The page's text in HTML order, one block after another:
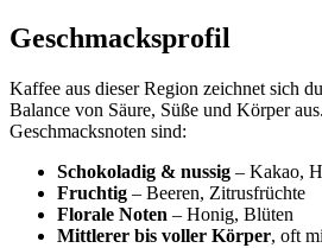
Geschmacksprofil
Kaffee aus dieser Region zeichnet sich
Balance von Säure, Süße und Körper
Geschmacksnoten sind:
Schokoladig & nussig – Kakao,
Fruchtig – Beeren, Zitrusfrüchte
Florale Noten – Honig, Blüten
Mittlerer bis voller Körper, oft